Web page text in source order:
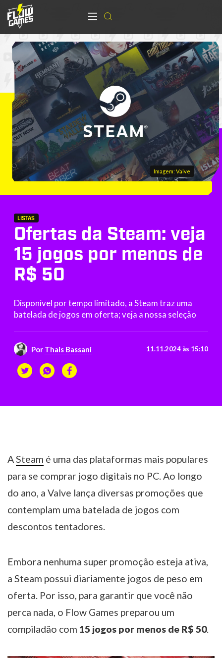
Imagem: Valve
LISTAS
Ofertas da Steam: veja
15 jogos por menos de
R$ 50
Disponível por tempo limitado, a Steam traz uma
batelada de jogos em oferta; veja a nossa seleção
Por Thais Bassani 11.11.2024 às 15:10
A Steam é uma das plataformas mais populares
para se comprar jogo digitais no PC. Ao longo
do ano, a Valve lança diversas promoções que
contemplam uma batelada de jogos com
descontos tentadores.
Embora nenhuma super promoção esteja ativa,
a Steam possui diariamente jogos de peso em
oferta. Por isso, para garantir que você não
perca nada, o Flow Games preparou um
compiladão com 15 jogos por menos de R$ 50.